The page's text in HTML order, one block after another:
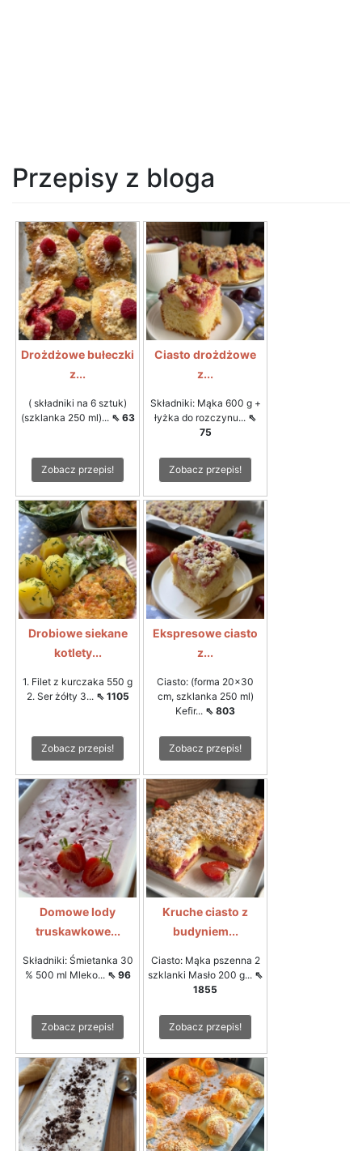
Przepisy z bloga
Drożdżowe bułeczki
z...
( składniki na 6 sztuk)
(szklanka 250 ml)... ⇖ 63
Zobacz przepis!
Ciasto drożdżowe
z...
Składniki: Mąka 600 g +
łyżka do rozczynu... ⇖
75
Zobacz przepis!
Drobiowe siekane
kotlety...
1. Filet z kurczaka 550 g
2. Ser żółty 3... ⇖ 1105
Zobacz przepis!
Ekspresowe ciasto
z...
Ciasto: (forma 20x30
cm, szklanka 250 ml)
Kefir... ⇖ 803
Zobacz przepis!
Domowe lody
truskawkowe...
Składniki: Śmietanka 30
% 500 ml Mleko... ⇖ 96
Zobacz przepis!
Kruche ciasto z
budyniem...
Ciasto: Mąka pszenna 2
szklanki Masło 200 g... ⇖
1855
Zobacz przepis!